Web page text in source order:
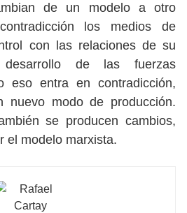
de un modelo a otro
los medios de
con las relaciones de su
de las fuerzas
eso entra en contradicción,
modo de producción.
se producen cambios,
el modelo marxista.